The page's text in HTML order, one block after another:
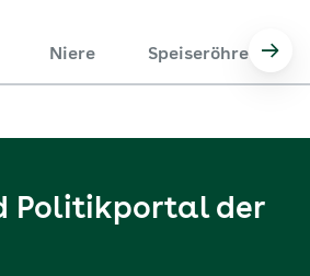
Niere Speiseröhre
Politikportal der